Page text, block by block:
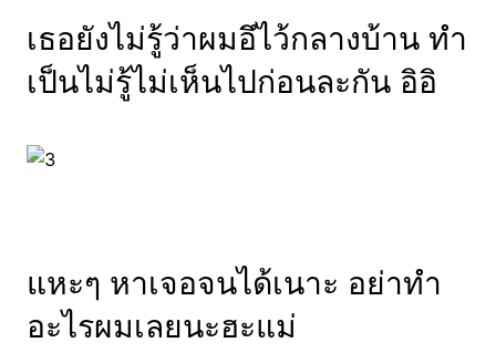
เธอยังไม่รู้ว่าผมอึไว้กลางบ้าน ทำ
เป็นไม่รู้ไม่เห็นไปก่อนละกัน อิอิ
แหะๆ หาเจอจนได้เนาะ อย่าทำ
อะไรผมเลยนะฮะแม่